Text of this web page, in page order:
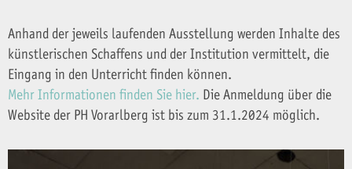
Anhand der jeweils laufenden Ausstellung werden Inhalte des
künstlerischen Schaffens und der Institution vermittelt, die
Eingang in den Unterricht finden können.
Mehr Informationen finden Sie hier. Die Anmeldung über die
Website der PH Vorarlberg ist bis zum 31.1.2024 möglich.